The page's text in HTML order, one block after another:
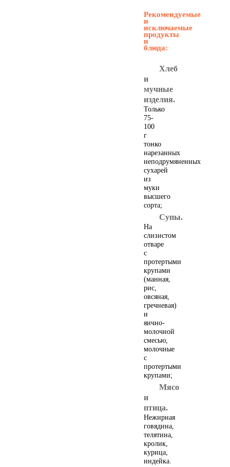
Рекомендуемые
и
исключаемые
продукты
и
блюда:
Хлеб
и
мучные
изделия.
Только
75-
100
г
тонко
нарезанных
неподрумяненных
сухарей
из
муки
высшего
сорта;
Супы.
На
слизистом
отваре
с
протертыми
крупами
(манная,
рис,
овсяная,
гречневая)
и
яично-
молочной
смесью,
молочные
с
протертыми
крупами;
Мясо
и
птица.
Нежирная
говядина,
телятина,
кролик,
курица,
индейка.
и время года
Уход за кожей лица
Приложение к журналу
«Работница»
Приложение к журналу
«Крестьянка»